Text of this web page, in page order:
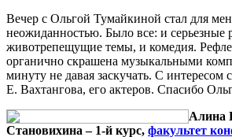
Вечер с Ольгой Тумайкиной стал для
неожиданностью. Было все: и серьезные
животрепещущие темы, и комедия.
органично скрашена музыкальными
минуту не давая заскучать. С интересом
Е. Вахтангова, его актеров. Спасибо
Алина
Становихина – 1-й курс, факультет